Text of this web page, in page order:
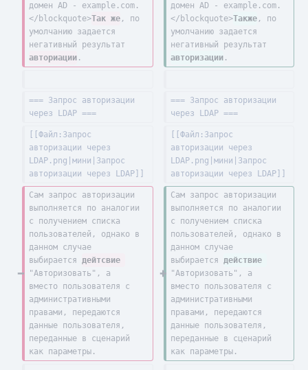
домен AD - example.com.
</blockquote>Так же , по
умолчанию задается
негативный результат
авториации .
домен AD - example.com.
</blockquote>Также , по
умолчанию задается
негативный результат
авторизации .
=== Запрос авторизации
через LDAP ===
=== Запрос авторизации
через LDAP ===
[[Файл:Запрос
авторизации через
LDAP.png|мини|Запрос
авторизации через LDAP]]
[[Файл:Запрос
авторизации через
LDAP.png|мини|Запрос
авторизации через LDAP]]
Сам запрос авторизации
выполняется по аналогии
с получением списка
пользователей, однако в
данном случае
выбирается дейтсвие
"Авторизовать", а
вместо пользователя с
административными
правами, передаются
данные пользователя,
переданные в сценарий
как параметры.
Сам запрос авторизации
выполняется по аналогии
с получением списка
пользователей, однако в
данном случае
выбирается действие
"Авторизовать", а
вместо пользователя с
административными
правами, передаются
данные пользователя,
переданные в сценарий
как параметры.